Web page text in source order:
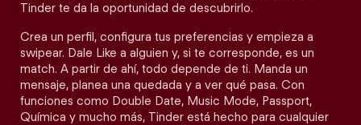
Tinder te da la oportunidad de descubrirlo.
Crea un perfil, configura tus preferencias y empieza a
swipear. Dale Like a alguien y, si te corresponde, es un
match. A partir de ahí, todo depende de ti. Manda un
mensaje, planea una quedada y a ver qué pasa. Con
funciones como Double Date, Music Mode, Passport,
Química y mucho más, Tinder está hecho para cualquier